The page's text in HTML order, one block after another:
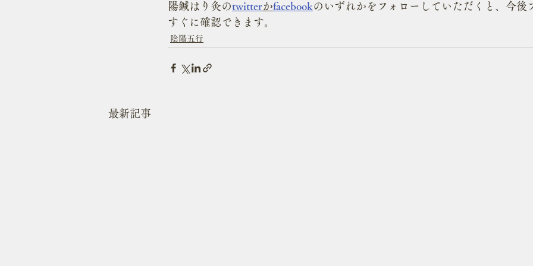
陽鍼はり灸のtwitterかfacebookのいずれかをフォローしていただくと、今後
すぐに確認できます。
陰陽五行
最新記事